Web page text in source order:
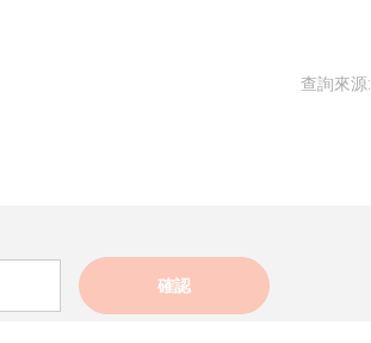
查詢來源:
確認